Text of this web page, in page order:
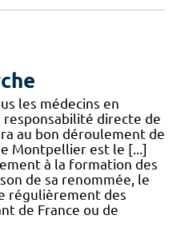
les médecins en
directe de
au bon déroulement de
Montpellier est le [...]
à la formation des
de sa renommée, le
régulièrement des
de France ou de